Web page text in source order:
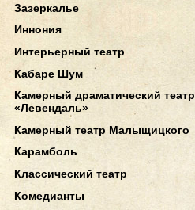
Зазеркалье
Иннония
Интерьерный театр
Кабаре Шум
Камерный драматический театр
«Левендаль»
Камерный театр Малыщицкого
Карамболь
Классический театр
Комедианты